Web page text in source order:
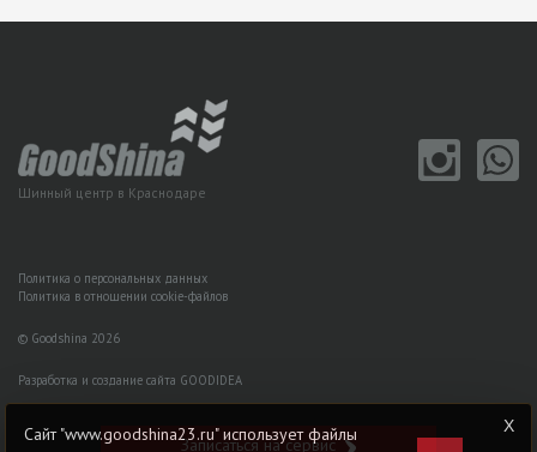
Шинный центр в Краснодаре
Политика о персональных данных
Политика в отношении cookie-файлов
© Goodshina 2026
Разработка и создание сайта GOODIDEA
Записаться на сервис
Сайт "www.goodshina23.ru" использует файлы